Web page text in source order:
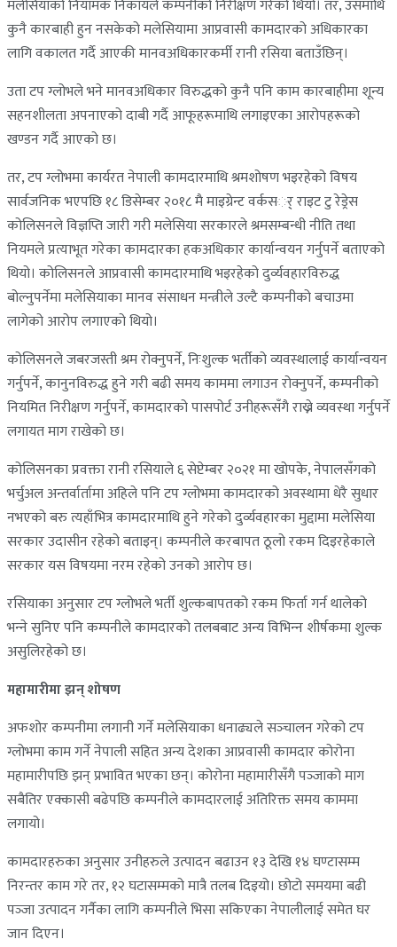
मलेसियाको नियामक निकायले कम्पनीको निरीक्षण गरेको थियो। तर, उसमाथि
कुनै कारबाही हुन नसकेको मलेसियामा आप्रवासी कामदारको अधिकारका
लागि वकालत गर्दै आएकी मानवअधिकारकर्मी रानी रसिया बताउँछिन्।
उता टप ग्लोभले भने मानवअधिकार विरुद्धको कुनै पनि काम कारबाहीमा शून्य
सहनशीलता अपनाएको दाबी गर्दै आफूहरूमाथि लगाइएका आरोपहरूको
खण्डन गर्दै आएको छ।
तर, टप ग्लोभमा कार्यरत नेपाली कामदारमाथि श्रमशोषण भइरहेको विषय
सार्वजनिक भएपछि १८ डिसेम्बर २०१८ मै माइग्रेन्ट वर्कसर्् राइट टु रेड्रेस
कोलिसनले विज्ञप्ति जारी गरी मलेसिया सरकारले श्रमसम्बन्धी नीति तथा
नियमले प्रत्याभूत गरेका कामदारका हकअधिकार कार्यान्वयन गर्नुपर्ने बताएको
थियो। कोलिसनले आप्रवासी कामदारमाथि भइरहेको दुर्व्यवहारविरुद्ध
बोल्नुपर्नेमा मलेसियाका मानव संसाधन मन्त्रीले उल्टै कम्पनीको बचाउमा
लागेको आरोप लगाएको थियो।
कोलिसनले जबरजस्ती श्रम रोक्नुपर्ने, निःशुल्क भर्तीको व्यवस्थालाई कार्यान्वयन
गर्नुपर्ने, कानुनविरुद्ध हुने गरी बढी समय काममा लगाउन रोक्नुपर्ने, कम्पनीको
नियमित निरीक्षण गर्नुपर्ने, कामदारको पासपोर्ट उनीहरूसँगै राख्ने व्यवस्था गर्नुपर्ने
लगायत माग राखेको छ।
कोलिसनका प्रवक्ता रानी रसियाले ६ सेप्टेम्बर २०२१ मा खोपके, नेपालसँगको
भर्चुअल अन्तर्वार्तामा अहिले पनि टप ग्लोभमा कामदारको अवस्थामा धेरै सुधार
नभएको बरु त्यहाँभित्र कामदारमाथि हुने गरेको दुर्व्यवहारका मुद्दामा मलेसिया
सरकार उदासीन रहेको बताइन्। कम्पनीले करबापत ठूलो रकम दिइरहेकाले
सरकार यस विषयमा नरम रहेको उनको आरोप छ।
रसियाका अनुसार टप ग्लोभले भर्ती शुल्कबापतको रकम फिर्ता गर्न थालेको
भन्‍ने सुनिए पनि कम्पनीले कामदारको तलबबाट अन्य विभिन्‍न शीर्षकमा शुल्क
असुलिरहेको छ।
महामारीमा झन् शोषण
अफशोर कम्पनीमा लगानी गर्ने मलेसियाका धनाढ्यले सञ्‍चालन गरेको टप
ग्लोभमा काम गर्ने नेपाली सहित अन्य देशका आप्रवासी कामदार कोरोना
महामारीपछि झन् प्रभावित भएका छन्। कोरोना महामारीसँगै पञ्‍जाको माग
सबैतिर एक्कासी बढेपछि कम्पनीले कामदारलाई अतिरिक्त समय काममा
लगायो।
कामदारहरुका अनुसार उनीहरुले उत्पादन बढाउन १३ देखि १४ घण्टासम्म
निरन्तर काम गरे तर, १२ घटासम्मको मात्रै तलब दिइयो। छोटो समयमा बढी
पञ्‍जा उत्पादन गर्नैका लागि कम्पनीले भिसा सकिएका नेपालीलाई समेत घर
जान दिएन।